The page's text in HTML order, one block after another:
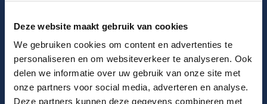
Deze website maakt gebruik van cookies
We gebruiken cookies om content en advertenties te
personaliseren en om websiteverkeer te analyseren. Ook
delen we informatie over uw gebruik van onze site met
onze partners voor social media, adverteren en analyse.
Deze partners kunnen deze gegevens combineren met
Email